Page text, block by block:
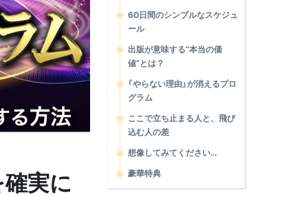
実に
60日間のシンプルなスケジュ
ール
出版が意味する“本当の価
値”とは？
「やらない理由」が消えるプロ
グラム
ここで立ち止まる人と、飛び
込む人の差
想像してみてください…
豪華特典